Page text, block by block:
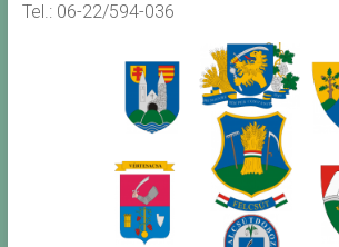
Tel.: 06-22/594-036